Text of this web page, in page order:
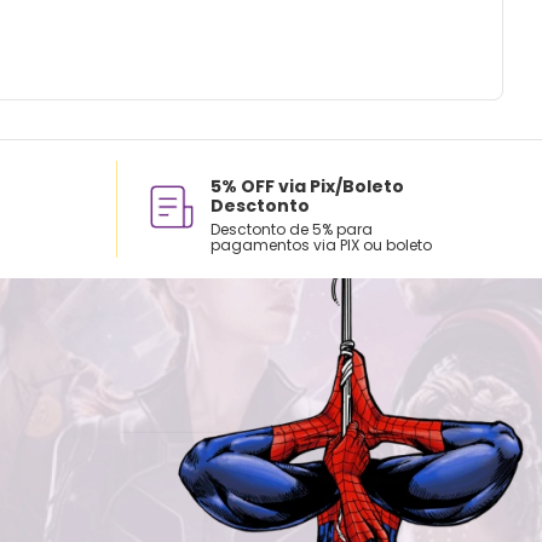
5% OFF via Pix/Boleto
Desctonto
Desctonto de 5% para
pagamentos via PIX ou boleto